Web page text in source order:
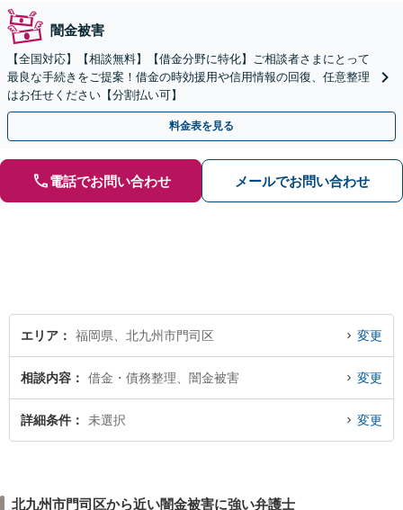
闇金被害
【全国対応】【相談無料】【借金分野に特化】ご相談者さまにとって
最良な手続きをご提案！借金の時効援用や信用情報の回復、任意整理
はお任せください【分割払い可】
料金表を見る
電話でお問い合わせ メールでお問い合わせ
エリア 福岡県、北九州市門司区 変更
相談内容 借金・債務整理、闇金被害 変更
詳細条件 未選択 変更
北九州市門司区から近い闇金被害に強い弁護士